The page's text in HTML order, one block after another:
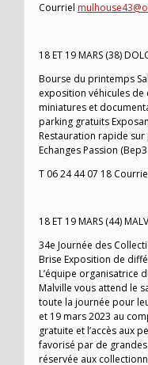
Courriel
18 ET 19 MARS (38)
Bourse du printemps
exposition véhicules
miniatures et
parking gratuits
Restauration rapide
Echanges Passion
T 06 24 44 07 18
18 ET 19 MARS (44)
34e Journée des
Brise Exposition de
L’équipe organisatrice
Malville vous attend le
toute la journée pour
et 19 mars 2023 au
gratuite et l’accès aux
favorisé par de
réservée aux